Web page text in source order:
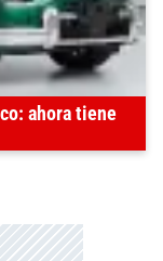
ahora tiene